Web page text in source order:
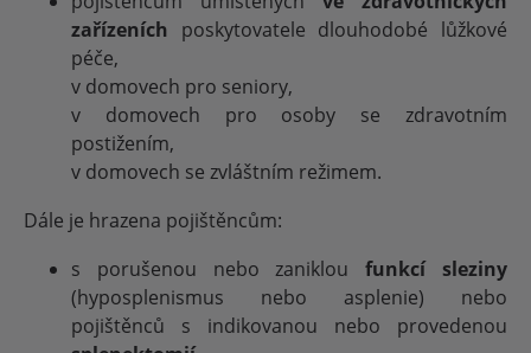
zařízeních poskytovatele dlouhodobé lůžkové
péče,
v domovech pro seniory,
v domovech pro osoby se zdravotním
postižením,
v domovech se zvláštním režimem.
Dále je hrazena pojištěncům:
s porušenou nebo zanikloufunkcí sleziny
(hyposplenismus nebo asplenie) nebo
pojištěnců s indikovanou nebo provedenou